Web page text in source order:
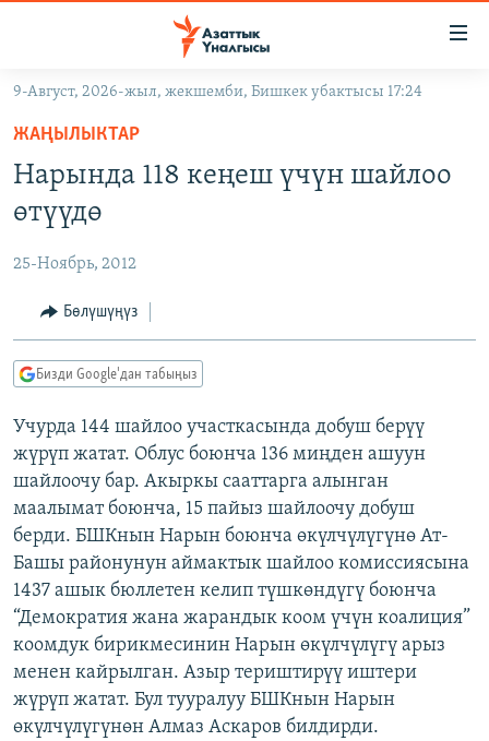
Навигацияга
өтүңүз
Издөөгө
салыңызКЫРГЫЗСТАН
ЭКОНОМИКА
МАДАНИЯТ
ДҮЙНӨ
БОРБОР АЗИЯ
УКРАИНА
АТАЙЫН ИЛИКТӨӨ
ТВ ПРОГРАММАЛАР
ЭКСПЕРТТЕР ТАЛДАЙТ
БИЗ ЖАНА ДҮЙНӨ
ДАНИСТЕ
ЭЖЕ-СИҢДИЛЕР
АЗАТТЫК+
ЫҢГАЙСЫЗ СУРООЛОР
ӨЗГӨЧӨ ПИКИР
Русский
ОНЛАЙН ШЕРИНЕ
ЭЕ/АРнун бардык сайттары
9-Август, 2026-жыл, жекшемби, Бишкек убактысы 17:24
ЖАҢЫЛЫКТАР
Нарында 118 кеңеш үчүн шайлоо
өтүүдө
25-Ноябрь, 2012
Бөлүшүңүз
Бизди Google'дан табыңыз
Учурда 144 шайлоо участкасында добуш берүү
жүрүп жатат. Облус боюнча 136 миңден ашуун
шайлоочу бар. Акыркы сааттарга алынган
маалымат боюнча, 15 пайыз шайлоочу добуш
берди. БШКнын Нарын боюнча өкүлчүлүгүнө Ат-
Башы районунун аймактык шайлоо комиссиясына
1437 ашык бюллетен келип түшкөндүгү боюнча
“Демократия жана жарандык коом үчүн коалиция”
коомдук бирикмесинин Нарын өкүлчүлүгү арыз
менен кайрылган. Азыр териштирүү иштери
жүрүп жатат. Бул тууралуу БШКнын Нарын
өкүлчүлүгүнөн Алмаз Аскаров билдирди.